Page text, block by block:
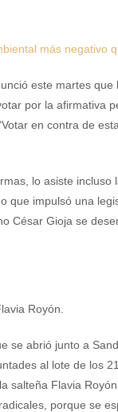
más negativo
este martes
por la afirmativa
en contra de
lo asiste
que impulsó una
César Gioja se
Royón.
se abrió junto a
al lote de los
salteña Flavia
porque se